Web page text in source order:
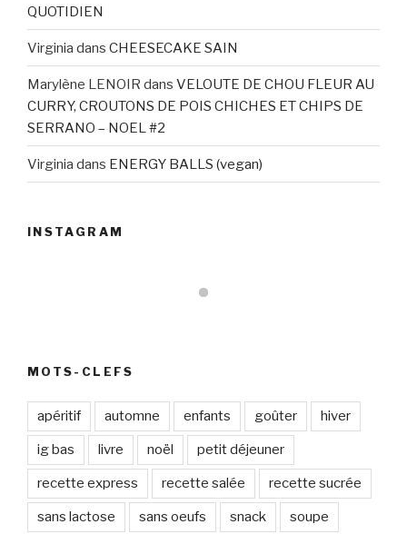
QUOTIDIEN
Virginia dans CHEESECAKE SAIN
Marylène LENOIR dans VELOUTE DE CHOU FLEUR AU
CURRY, CROUTONS DE POIS CHICHES ET CHIPS DE
SERRANO – NOEL #2
Virginia dans ENERGY BALLS (vegan)
INSTAGRAM
MOTS-CLEFS
apéritif automne enfants goûter hiver
ig bas livre noël petit déjeuner
recette express recette salée recette sucrée
sans lactose sans oeufs snack soupe